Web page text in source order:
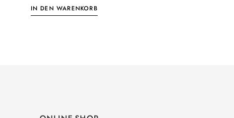
IN DEN WARENKORB